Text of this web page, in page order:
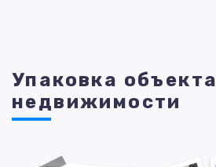
Упаковка объекта
недвижимости